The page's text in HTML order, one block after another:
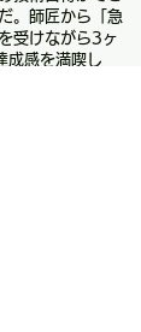
。師匠から「急
受けながら3ヶ
成感を満喫し